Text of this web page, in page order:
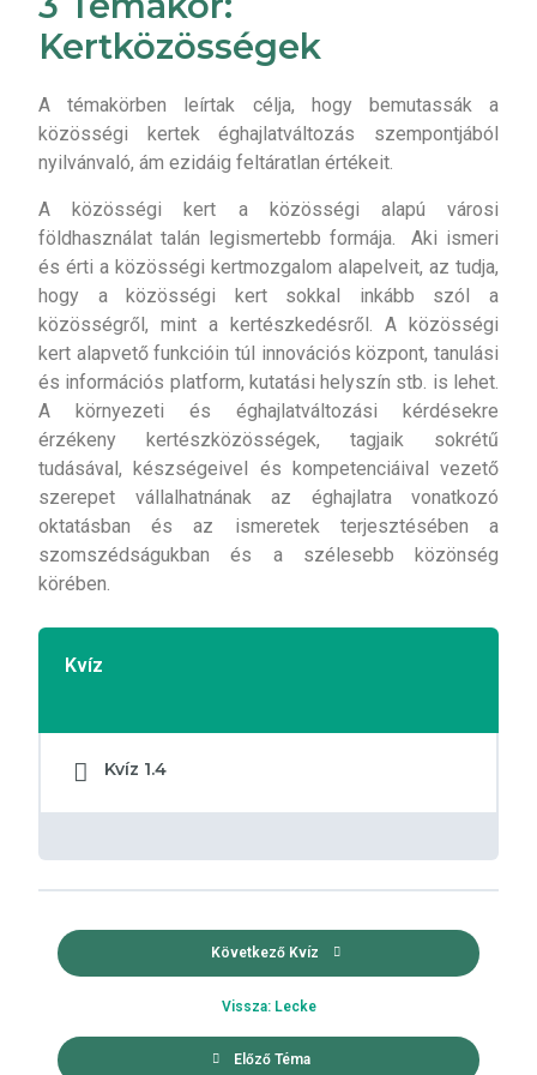
Kertközösségek
A témakörben leírtak célja, hogy bemutassák a
közösségi kertek éghajlatváltozás szempontjából
nyilvánvaló, ám ezidáig feltáratlan értékeit.
A közösségi kert a közösségi alapú városi
földhasználat talán legismertebb formája. Aki ismeri
és érti a közösségi kertmozgalom alapelveit, az tudja,
hogy a közösségi kert sokkal inkább szól a
közösségről, mint a kertészkedésről. A közösségi
kert alapvető funkcióin túl innovációs központ, tanulási
és információs platform, kutatási helyszín stb. is lehet.
A környezeti és éghajlatváltozási kérdésekre
érzékeny kertészközösségek, tagjaik sokrétű
tudásával, készségeivel és kompetenciáival vezető
szerepet vállalhatnának az éghajlatra vonatkozó
oktatásban és az ismeretek terjesztésében a
szomszédságukban és a szélesebb közönség
körében.
Kvíz
Kvíz 1.4
Előző Téma
Vissza: Lecke
Következő Kvíz